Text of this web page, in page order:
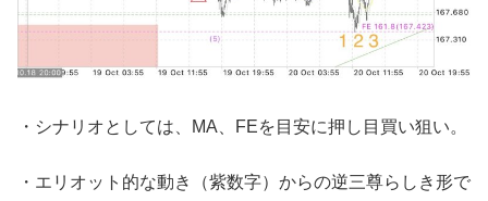
・シナリオとしては、MA、FEを目安に押し目買い狙い。
・エリオット的な動き（紫数字）からの逆三尊らしき形で